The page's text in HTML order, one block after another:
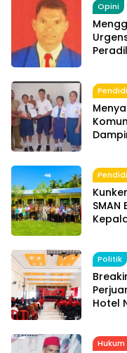
Opini
Politik
Hotel